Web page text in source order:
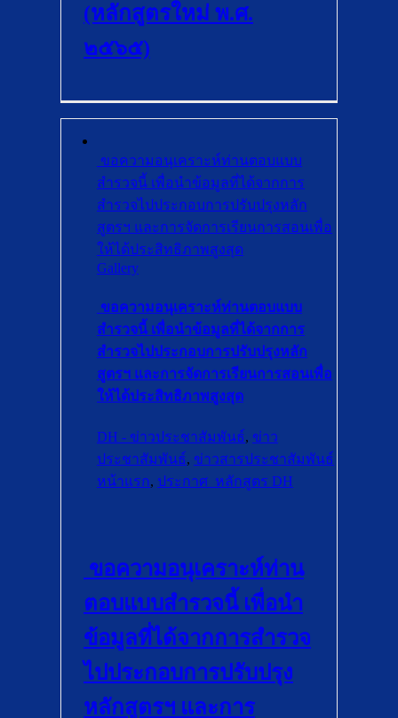
(หลักสูตรใหม่ พ.ศ.
๒๕๖๕)
ขอความอนุเคราะห์ท่านตอบแบบ
สำรวจนี้ เพื่อนำข้อมูลที่ได้จากการ
สำรวจไปประกอบการปรับปรุงหลัก
สูตรฯ และการจัดการเรียนการสอนเพื่อ
ให้ได้ประสิทธิภาพสูงสุด
Gallery
ขอความอนุเคราะห์ท่านตอบแบบ
สำรวจนี้ เพื่อนำข้อมูลที่ได้จากการ
สำรวจไปประกอบการปรับปรุงหลัก
สูตรฯ และการจัดการเรียนการสอนเพื่อ
ให้ได้ประสิทธิภาพสูงสุด
DH - ข่าวประชาสัมพันธ์, ข่าว
ประชาสัมพันธ์, ข่าวสารประชาสัมพันธ์
หน้าแรก, ประกาศ_หลักสูตร DH
ขอความอนุเคราะห์ท่าน
ตอบแบบสำรวจนี้ เพื่อนำ
ข้อมูลที่ได้จากการสำรวจ
ไปประกอบการปรับปรุง
หลักสูตรฯ และการ